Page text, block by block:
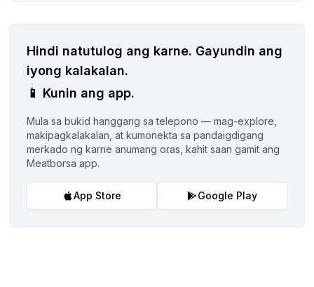
Hindi natutulog ang karne. Gayundin ang
iyong kalakalan.
📱 Kunin ang app.
Mula sa bukid hanggang sa telepono — mag-explore,
makipagkalakalan, at kumonekta sa pandaigdigang
merkado ng karne anumang oras, kahit saan gamit ang
Meatborsa app.
App Store Google Play